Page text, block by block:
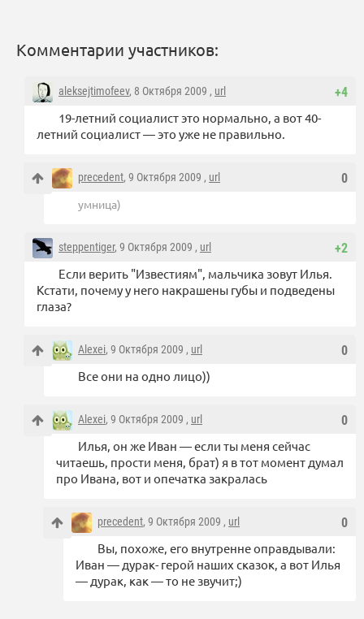
Комментарии участников:
+4
aleksejtimofeev, 8 Октября 2009 , url
19-летний социалист это нормально, а вот 40-
летний социалист — это уже не правильно.
0
precedent, 9 Октября 2009 , url
умница)
+2
steppentiger, 9 Октября 2009 , url
Если верить "Известиям", мальчика зовут Илья.
Кстати, почему у него накрашены губы и подведены
глаза?
0
Alexei, 9 Октября 2009 , url
Все они на одно лицо))
0
Alexei, 9 Октября 2009 , url
Илья, он же Иван — если ты меня сейчас
читаешь, прости меня, брат) я в тот момент думал
про Ивана, вот и опечатка закралась
0
precedent, 9 Октября 2009 , url
Вы, похоже, его внутренне оправдывали:
Иван — дурак- герой наших сказок, а вот Илья
— дурак, как — то не звучит;)